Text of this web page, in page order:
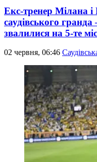
Екс-тренер Мілана і
саудівського гранда
звалилися на 5-те
02 червня, 06:46